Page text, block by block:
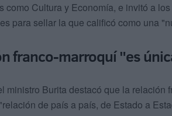
como Cultura y Economía, e invitó a
para sellar la que calificó como una
franco-marroquí "es
ministro Burita destacó que la
de país a país, de Estado a